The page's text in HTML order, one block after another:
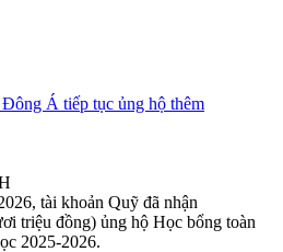
Á tiếp tục ủng hộ thêm
tài khoản Quỹ đã nhận
triệu đồng) ủng hộ Học bổng toàn
2025-2026.